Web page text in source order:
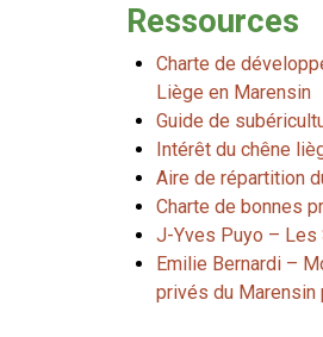
Ressources
Charte de
Liège en Marensin
Guide de
Intérêt du chêne
Aire de répartition
Charte de bonnes
J-Yves Puyo – Les
Emilie Bernardi –
privés du Marensin